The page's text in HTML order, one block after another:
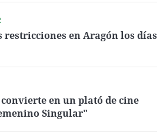
restricciones en Aragón los días
en un plató de cine
Singular"